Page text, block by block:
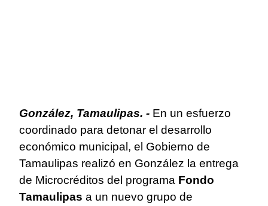
González, Tamaulipas. - En un esfuerzo
coordinado para detonar el desarrollo
económico municipal, el Gobierno de
Tamaulipas realizó en González la entrega
de Microcréditos del programa Fondo
Tamaulipas a un nuevo grupo de